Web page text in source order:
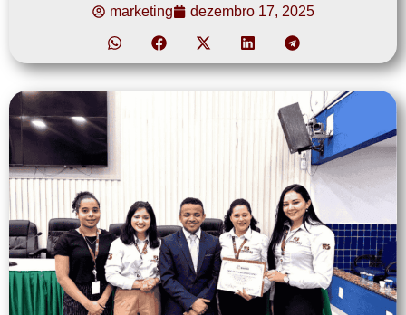
marketing dezembro 17, 2025